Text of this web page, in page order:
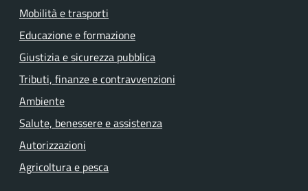
Mobilità e trasporti
Educazione e formazione
Giustizia e sicurezza pubblica
Tributi, finanze e contravvenzioni
Ambiente
Salute, benessere e assistenza
Autorizzazioni
Agricoltura e pesca